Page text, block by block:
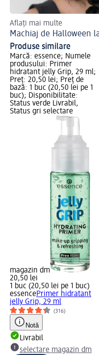
Aflați mai multe
Machiaj de Halloween
Produse similare
Marcă: essence; Numele
produsului: Primer
hidratant jelly Grip, 29 ml;
Preț: 20,50 lei; Preț de
bază: 1 buc (20,50 lei pe 1
buc); Disponibilitate:
Status verde Livrabil,
Status gri selectare
magazin dm
20,50 lei
1 buc (20,50 lei pe 1 buc)
essencePrimer hidratant
jelly Grip, 29 ml
(316)
Notă
Livrabil
selectare magazin dm